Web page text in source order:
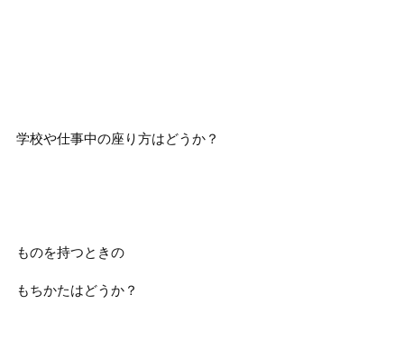
学校や仕事中の座り方はどうか？
ものを持つときの
もちかたはどうか？